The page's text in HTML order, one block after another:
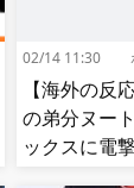
02/14 11:30
【海外の反
の弟分ヌー
ックスに電